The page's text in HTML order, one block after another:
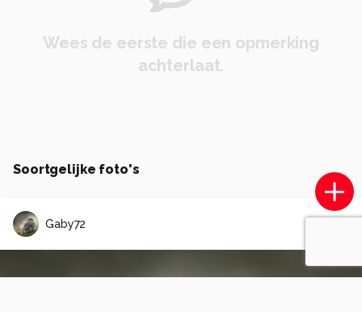
Wees de eerste die een opmerking
achterlaat.
Soortgelijke foto's
Gaby72